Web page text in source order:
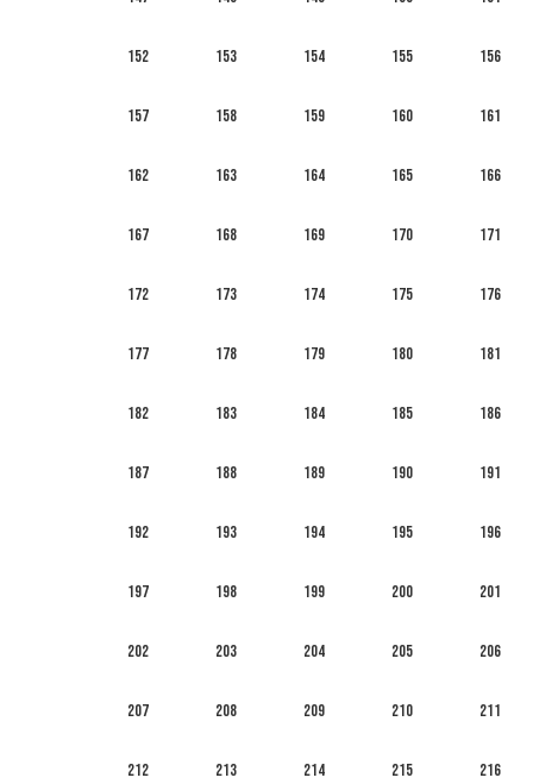
152 153 154 155 156
157 158 159 160 161
162 163 164 165 166
167 168 169 170 171
172 173 174 175 176
177 178 179 180 181
182 183 184 185 186
187 188 189 190 191
192 193 194 195 196
197 198 199 200 201
202 203 204 205 206
207 208 209 210 211
212 213 214 215 216